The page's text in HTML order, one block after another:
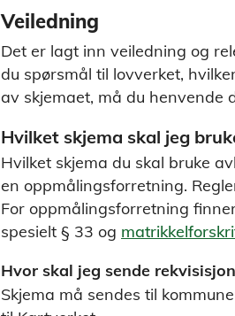
Veiledning
Det er lagt inn veiledning og
du spørsmål til lovverket,
av skjemaet, må du henvende
Hvilket skjema skal jeg
Hvilket skjema du skal bruke
en oppmålingsforretning.
For oppmålingsforretning
spesielt § 33 og
Hvor skal jeg sende
Skjema må sendes til